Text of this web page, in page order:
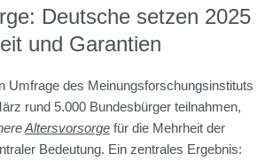
Deutsche setzen 2025
und Garantien
Umfrage des Meinungsforschungsinstituts
rund 5.000 Bundesbürger teilnahmen,
Altersvorsorge für die Mehrheit der
Bedeutung. Ein zentrales Ergebnis: